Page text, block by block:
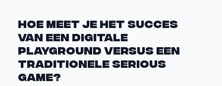
Hoe meet je het succes
van een digitale
playground versus een
traditionele serious
game?